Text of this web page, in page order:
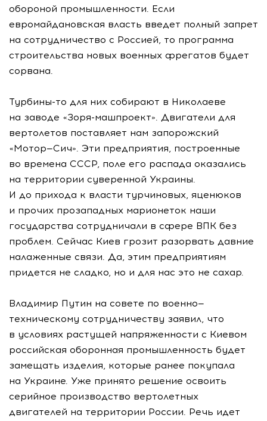
обороной промышленности. Если
евромайдановская власть введет полный запрет
на сотрудничество с Россией, то программа
строительства новых военных фрегатов будет
сорвана.
Турбины-то для них собирают в Николаеве
на заводе «Зоря-машпроект». Двигатели для
вертолетов поставляет нам запорожский
«Мотор—Сич». Эти предприятия, построенные
во времена СССР, поле его распада оказались
на территории суверенной Украины.
И до прихода к власти турчиновых, яценюков
и прочих прозападных марионеток наши
государства сотрудничали в сфере ВПК без
проблем. Сейчас Киев грозит разорвать давние
налаженные связи. Да, этим предприятиям
придется не сладко, но и для нас это не сахар.
Владимир Путин на совете по военно—
техническому сотрудничеству заявил, что
в условиях растущей напряженности с Киевом
российская оборонная промышленность будет
замещать изделия, которые ранее покупала
на Украине. Уже принято решение освоить
серийное производство вертолетных
двигателей на территории России. Речь идет